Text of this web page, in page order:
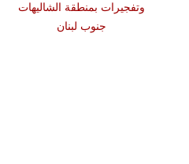
وتفجيرات بمنطقة الشاليهات
جنوب لبنان